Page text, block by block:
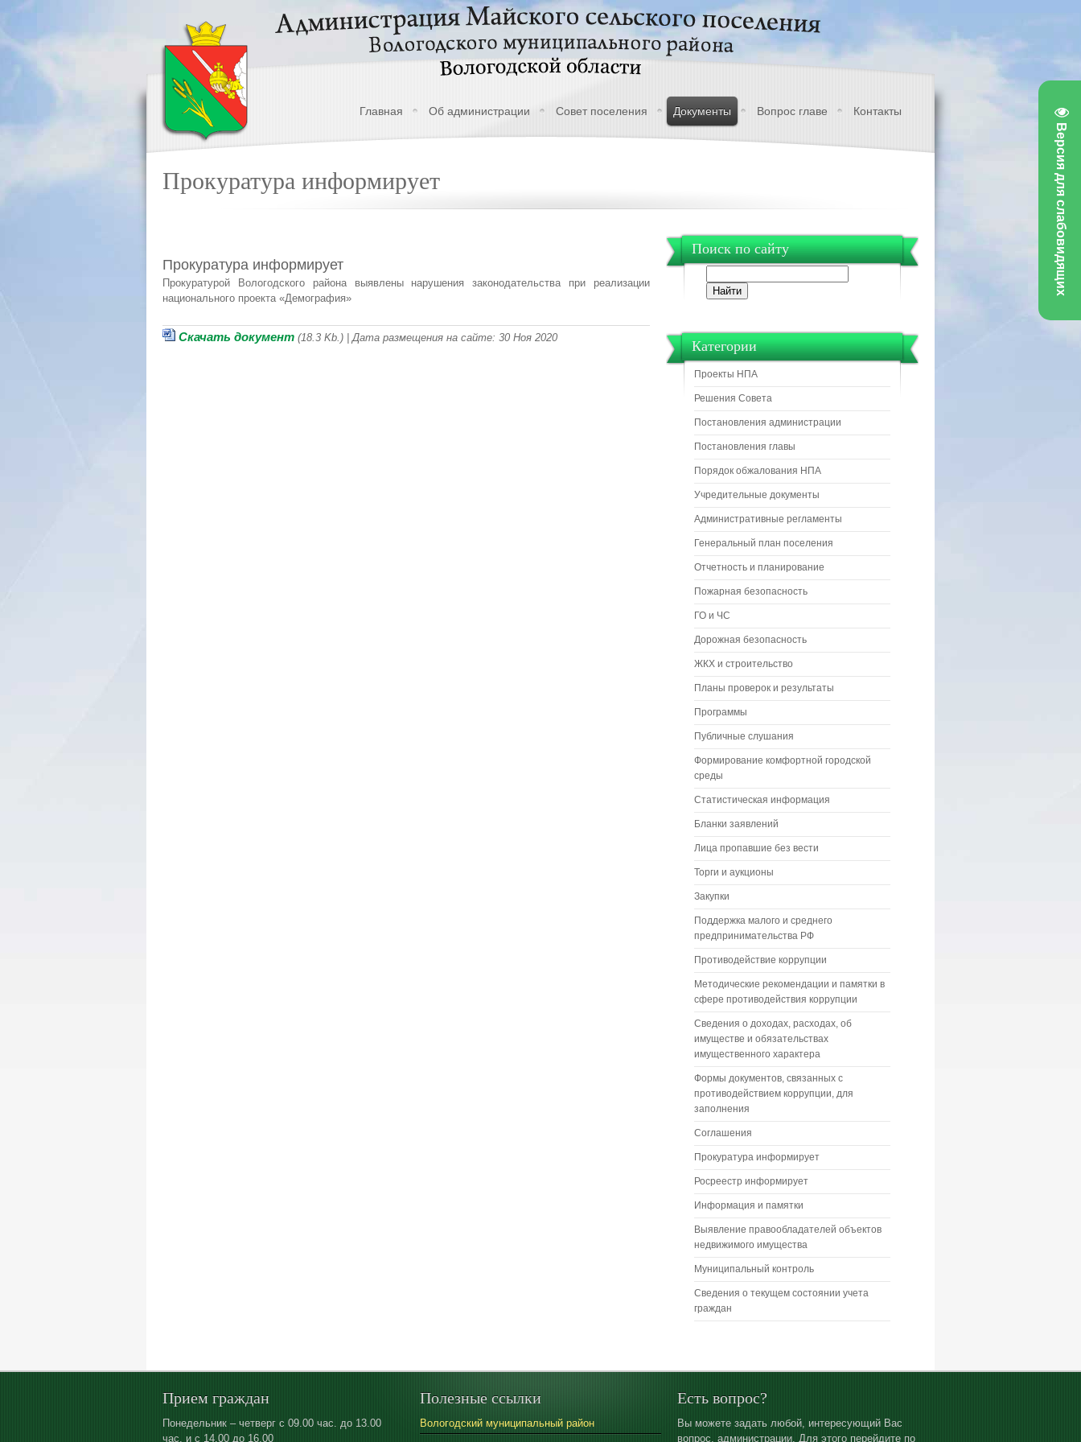
Версия для слабовидящих
Главная Об администрации Совет поселения Документы Вопрос главе Контакты
Прокуратура информирует
Прокуратура информирует
Прокуратурой Вологодского района выявлены нарушения законодательства при реализации
национального проекта «Демография»
Скачать документ (18.3 Kb.) | Дата размещения на сайте: 30 Ноя 2020
Поиск по сайту
Категории
Проекты НПА
Решения Совета
Постановления администрации
Постановления главы
Порядок обжалования НПА
Учредительные документы
Административные регламенты
Генеральный план поселения
Отчетность и планирование
Пожарная безопасность
ГО и ЧС
Дорожная безопасность
ЖКХ и строительство
Планы проверок и результаты
Программы
Публичные слушания
Формирование комфортной городской
среды
Статистическая информация
Бланки заявлений
Лица пропавшие без вести
Торги и аукционы
Закупки
Поддержка малого и среднего
предпринимательства РФ
Противодействие коррупции
Методические рекомендации и памятки в
сфере противодействия коррупции
Сведения о доходах, расходах, об
имуществе и обязательствах
имущественного характера
Формы документов, связанных с
противодействием коррупции, для
заполнения
Соглашения
Прокуратура информирует
Росреестр информирует
Информация и памятки
Выявление правообладателей объектов
недвижимого имущества
Муниципальный контроль
Сведения о текущем состоянии учета
граждан
Прием граждан
Понедельник – четверг с 09.00 час. до 13.00
час. и с 14.00 до 16.00
Полезные ссылки
Вологодский муниципальный район
Есть вопрос?
Вы можете задать любой, интересующий Вас
вопрос, администрации. Для этого перейдите по